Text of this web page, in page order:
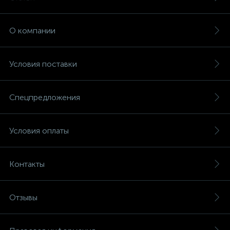
О компании
Условия поставки
Спецпредложения
Условия оплаты
Контакты
Отзывы